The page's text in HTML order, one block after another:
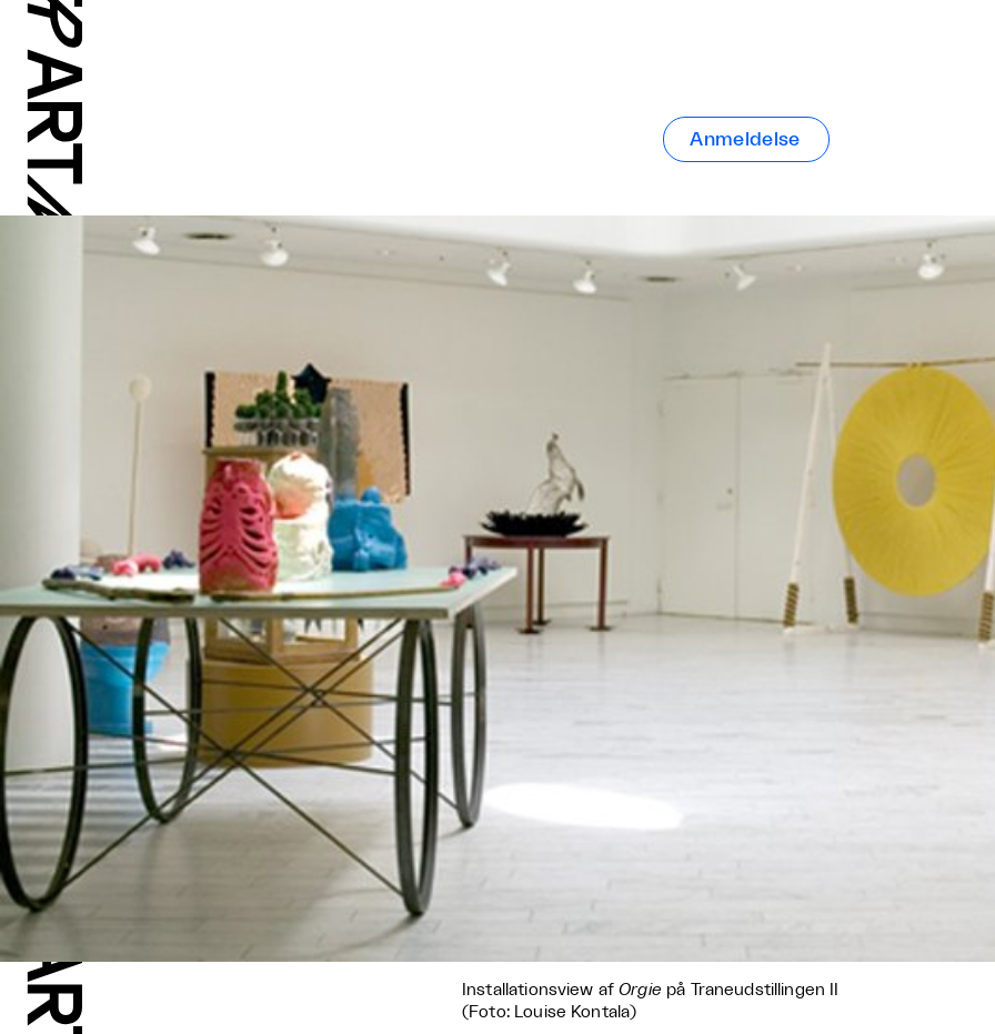
Anmeldelse
Installationsview afOrgie på Traneudstillingen II
(Foto: Louise Kontala)